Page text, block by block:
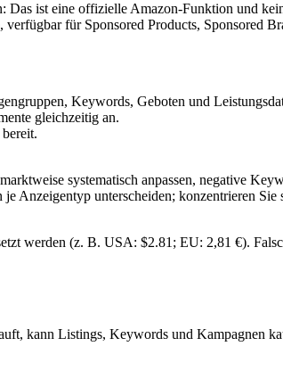
Das ist eine offizielle Amazon-Funktion und
für Sponsored Products, Sponsored
Keywords, Geboten und
gleichzeitig an.
systematisch anpassen, negative
Anzeigentyp unterscheiden; konzentrieren Sie
werden (z. B. USA: $2.81; EU: 2,81 €).
kann Listings, Keywords und Kampagnen